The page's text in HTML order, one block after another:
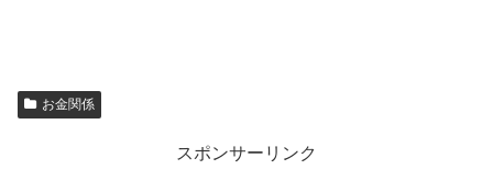
お金関係
スポンサーリンク